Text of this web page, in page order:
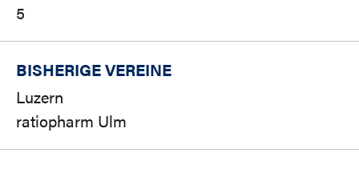
5
BISHERIGE VEREINE
Luzern
ratiopharm Ulm